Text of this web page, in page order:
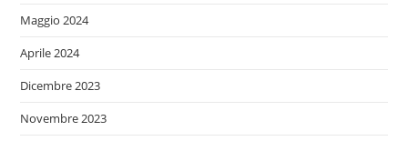
Maggio 2024
Aprile 2024
Dicembre 2023
Novembre 2023